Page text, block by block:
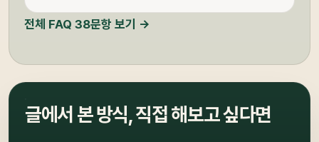
전체 FAQ 38문항 보기 →
글에서 본 방식, 직접 해보고 싶다면